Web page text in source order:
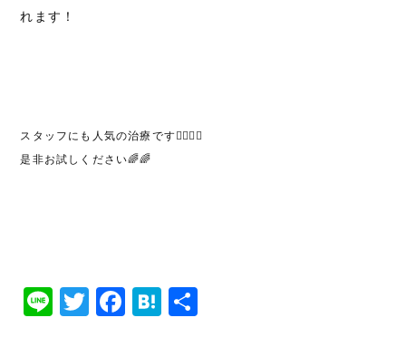
れます！
スタッフにも人気の治療です🧖🏼‍♀️✨
是非お試しください🌈🌈
LineTwitter
Facebook
Hatena